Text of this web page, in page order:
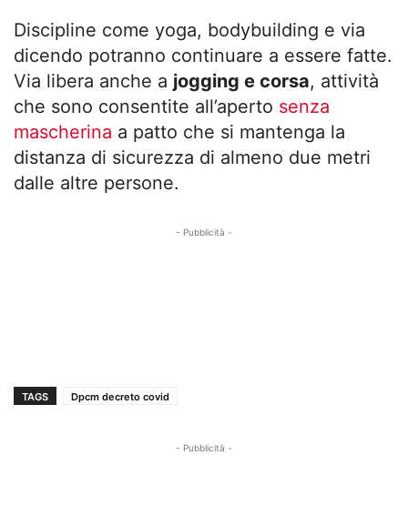
Discipline come yoga, bodybuilding e via
dicendo potranno continuare a essere fatte.
Via libera anche a jogging e corsa, attività
che sono consentite all’aperto senza
mascherina a patto che si mantenga la
distanza di sicurezza di almeno due metri
dalle altre persone.
- Pubblicità -
TAGS Dpcm decreto covid
- Pubblicità -